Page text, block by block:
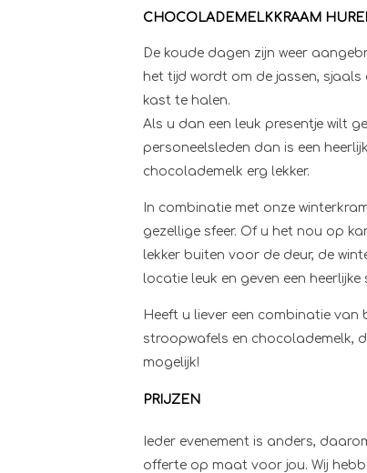
CHOCOLADEMELKKRAAM
De koude dagen zijn weer
het tijd wordt om de jassen,
kast te halen.
Als u dan een leuk presentje wilt
personeelsleden dan is een
chocolademelk erg lekker.
In combinatie met onze
gezellige sfeer. Of u het nou op
lekker buiten voor de deur, de
locatie leuk en geven een heerlijke
Heeft u liever een combinatie van
stroopwafels en chocolademelk,
mogelijk!
PRIJZEN
Ieder evenement is anders,
offerte op maat voor jou. Wij